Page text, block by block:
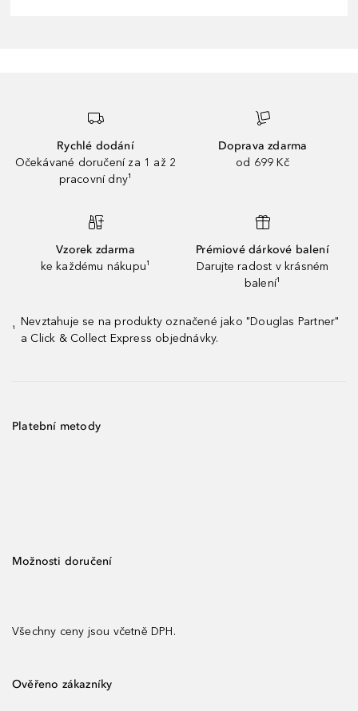
Rychlé dodání
Očekávané doručení za 1 až 2
pracovní dny¹
Doprava zdarma
od 699 Kč
Vzorek zdarma
ke každému nákupu¹
Prémiové dárkové balení
Darujte radost v krásném
balení¹
¹
Nevztahuje se na produkty označené jako "Douglas Partner"
a Click & Collect Express objednávky.
Platební metody
Možnosti doručení
Všechny ceny jsou včetně DPH.
Ověřeno zákazníky